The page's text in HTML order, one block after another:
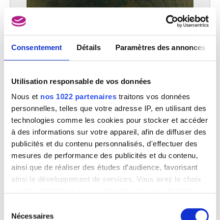
Consentement Détails Paramètres des annonces
Utilisation responsable de vos données
Nous et nos 1022 partenaires traitons vos données
personnelles, telles que votre adresse IP, en utilisant des
technologies comme les cookies pour stocker et accéder
à des informations sur votre appareil, afin de diffuser des
publicités et du contenu personnalisés, d'effectuer des
mesures de performance des publicités et du contenu,
ainsi que de réaliser des études d’audience, favorisant
ainsi le développement de services. Vous avez le choix
tout moment en consultant la Déclaration relative aux
Nécessaires
Cabaret hollandais
Adriaen van Ostade